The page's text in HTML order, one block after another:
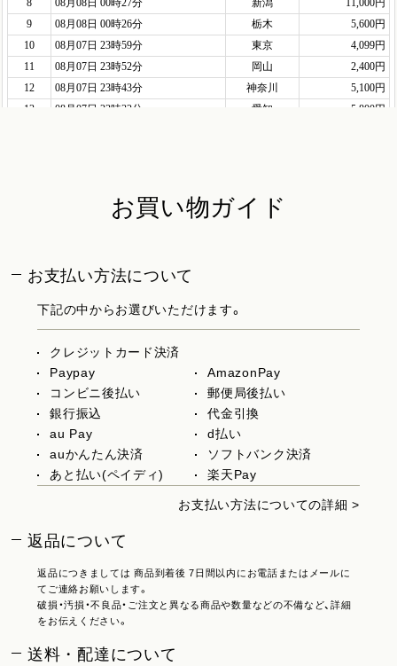
お買い物ガイド
お支払い方法について
下記の中からお選びいただけます。
クレジットカード決済
Paypay
AmazonPay
コンビニ後払い
郵便局後払い
銀行振込
代金引換
au Pay
d払い
auかんたん決済
ソフトバンク決済
あと払い(ペイディ)
楽天Pay
お支払い方法についての詳細 >
返品について
返品につきましては 商品到着後 7日間以内にお電話またはメールに
てご連絡お願いします。
破損・汚損・不良品・ご注文と異なる商品や数量などの不備など、詳細
をお伝えください。
送料・配達について